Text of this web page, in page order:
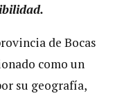
de Bocas
como un
su geografía,